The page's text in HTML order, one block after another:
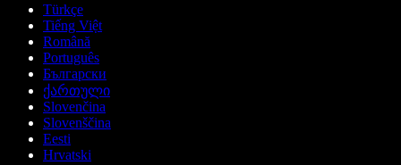
Türkçe
Tiếng Việt
Română
Português
Български
ქართული
Slovenčina
Slovenščina
Eesti
Hrvatski